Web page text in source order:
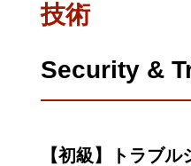
技術
Security &
【初級】トラブ